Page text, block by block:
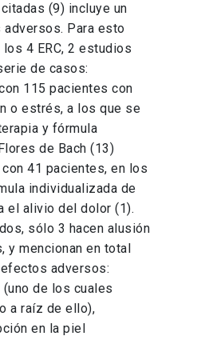
(9) incluye un
Para esto
4 ERC, 2 estudios
de casos:
115 pacientes con
o estrés, a los que se
y fórmula
de Bach (13)
41 pacientes, en los
individualizada de
el alivio del dolor (1).
sólo 3 hacen alusión
y mencionan en total
adversos:
de los cuales
a raíz de ello),
en la piel